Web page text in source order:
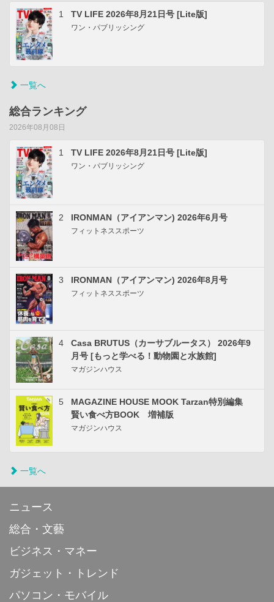
1 TV LIFE 2026年8月21日号 [Lite版]
ワン・パブリッシング
一覧へ
総合ランキング
2026年08月08日
1 TV LIFE 2026年8月21日号 [Lite版]
ワン・パブリッシング
2 IRONMAN（アイアンマン) 2026年6月号
フィットネススポーツ
3 IRONMAN（アイアンマン) 2026年8月号
フィットネススポーツ
4
Casa BRUTUS（カーサブルータス） 2026年9
月号 [もっと学べる！動物園と水族館]
マガジンハウス
5
MAGAZINE HOUSE MOOK Tarzan特別編集
賢い食べ方BOOK 増補版
マガジンハウス
一覧へ
ニュース
総合・文藝
ビジネス・マネー
ガジェット・トレンド
パソコン・モバイル